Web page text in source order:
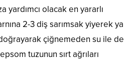
yardımcı olacak en yararlı
2-3 diş sarımsak yiyerek ya
çiğnemeden su ile de
tuzunun sırt ağrıları